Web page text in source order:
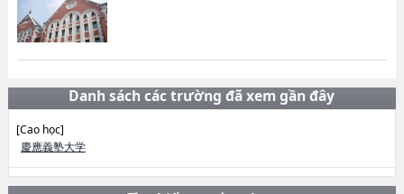
Danh sách các trường đã xem gần đây
[Cao học]
慶應義塾大学